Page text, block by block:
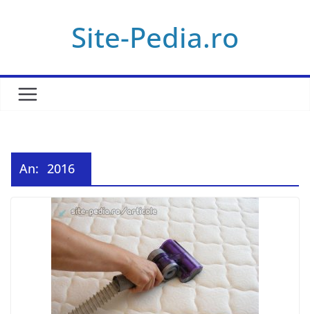
Site-Pedia.ro
An: 2016